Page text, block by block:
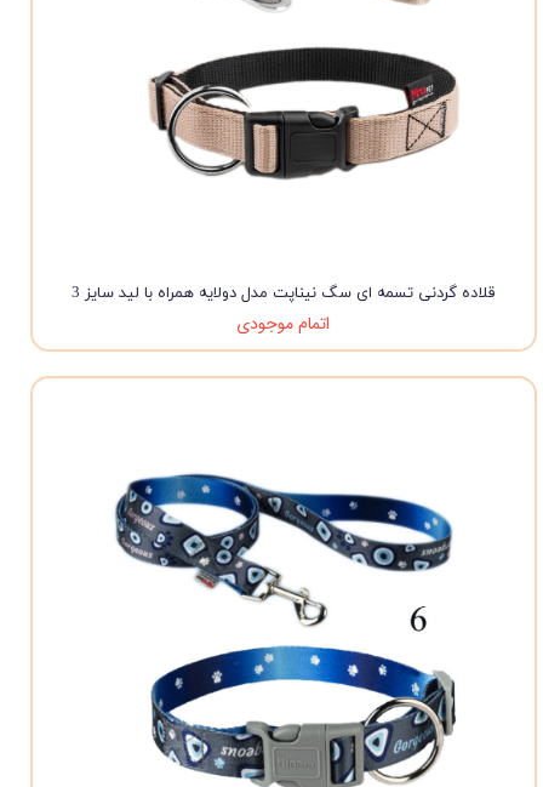
قلاده گردنی تسمه ای سگ نیناپت مدل دولایه همراه با لید سایز 3
اتمام موجودی